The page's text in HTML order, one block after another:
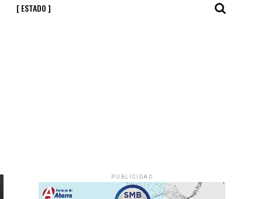
[ ESTADO ]
PUBLICIDAD